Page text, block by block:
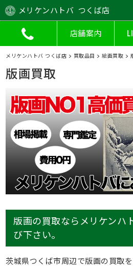
メリケンハトバ つくば店
店舗案内
メリケンハトバ つくば店 > 買取品目 >絵画買取 >
版画買取
版画の買取ならメリケンハ
び下さい。
茨城県つくば市周辺で版画の買取